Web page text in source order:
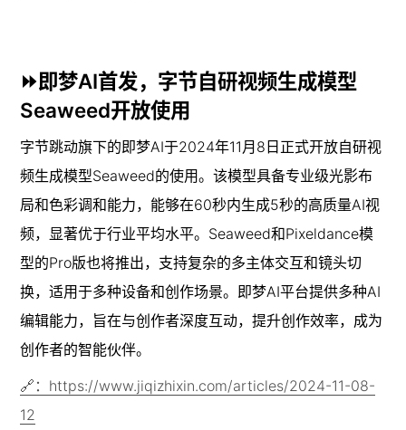
⏩即梦AI首发，字节自研视频生成模型
Seaweed开放使用
字节跳动旗下的即梦AI于2024年11月8日正式开放自研视
频生成模型Seaweed的使用。该模型具备专业级光影布
局和色彩调和能力，能够在60秒内生成5秒的高质量AI视
频，显著优于行业平均水平。Seaweed和Pixeldance模
型的Pro版也将推出，支持复杂的多主体交互和镜头切
换，适用于多种设备和创作场景。即梦AI平台提供多种AI
编辑能力，旨在与创作者深度互动，提升创作效率，成为
创作者的智能伙伴。
🔗：https://www.jiqizhixin.com/articles/2024-11-08-
12